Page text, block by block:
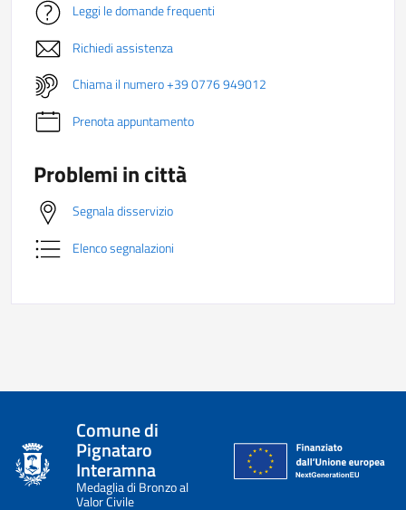
Leggi le domande frequenti
Richiedi assistenza
Chiama il numero +39 0776 949012
Prenota appuntamento
Problemi in città
Segnala disservizio
Elenco segnalazioni
Comune di
Pignataro
Interamna
Medaglia di Bronzo al
Valor Civile